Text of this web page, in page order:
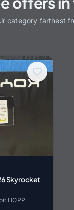
category farthest
Skyrocket
HOPP